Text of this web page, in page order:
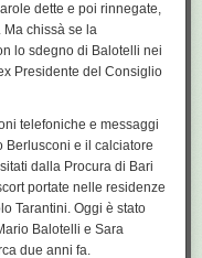
dette e poi rinnegate,
chissà se la
lo sdegno di Balotelli nei
Presidente del Consiglio
telefoniche e messaggi
Berlusconi e il calciatore
dalla Procura di Bari
portate nelle residenze
Tarantini. Oggi è stato
Balotelli e Sara
due anni fa.